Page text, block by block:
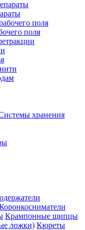
поля
хранения
Крампонные щипцы
Кюреты